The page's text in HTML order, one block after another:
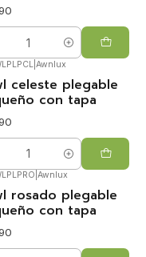
| Awnlux
celeste plegable
con tapa
Awnlux
rosado plegable
con tapa